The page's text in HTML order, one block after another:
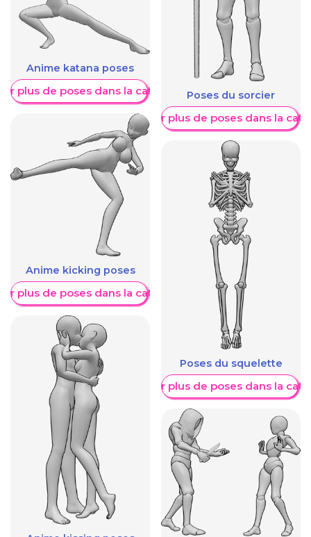
Anime katana poses
plus de poses dans la catégorie
Anime kicking poses
plus de poses dans la catégorie
Poses du sorcier
Afficher plus de poses dans la
Poses du squelette
Afficher plus de poses dans la